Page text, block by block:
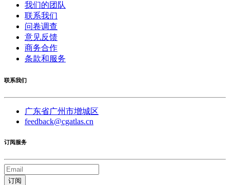
我们的团队
联系我们
问卷调查
意见反馈
商务合作
条款和服务
联系我们
广东省广州市增城区
feedback@cgatlas.cn
订阅服务
订阅